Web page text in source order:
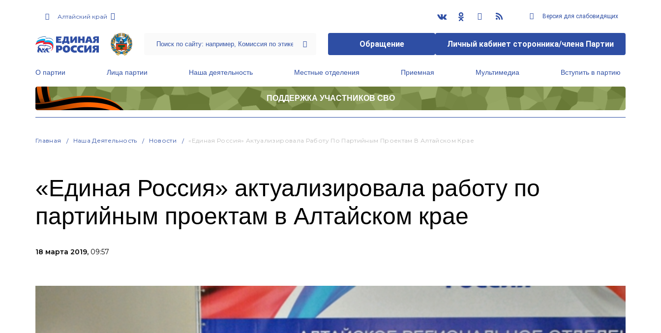
Алтайский край Версия для слабовидящих
Обращение Личный кабинет сторонника/члена Партии
О партии Лица партии Наша деятельность Местные отделения Приемная Мультимедиа Вступить в партию
ПОДДЕРЖКА УЧАСТНИКОВ СВО
Главная Наша Деятельность Новости «Единая Россия» Актуализировала Работу По Партийным Проектам В Алтайском Крае
«Единая Россия» актуализировала работу по
партийным проектам в Алтайском крае
18 марта 2019, 09:57